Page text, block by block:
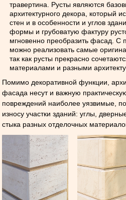
травертина. Русты являются
архитектурного декора, который
стен и в особенности и углов
формы и грубоватую фактуру
мгновенно преобразить фасад. С
можно реализовать самые
так как русты прекрасно
материалами и разными
Помимо декоративной функции,
фасада несут и важную
повреждений наиболее уязвимые,
износу участки зданий: углы,
стыка разных отделочных